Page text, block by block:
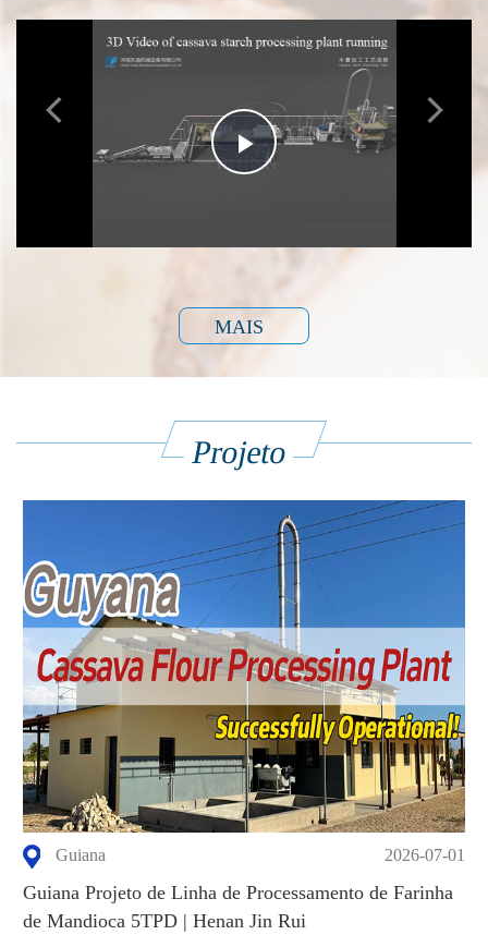
Play
Video
MAIS
Projeto
Guiana 2026-07-01
Guiana Projeto de Linha de Processamento de Farinha
de Mandioca 5TPD | Henan Jin Rui